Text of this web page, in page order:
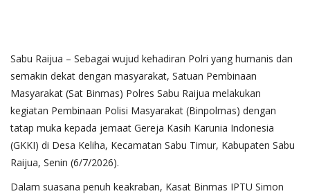
Sabu Raijua – Sebagai wujud kehadiran Polri yang humanis dan
semakin dekat dengan masyarakat, Satuan Pembinaan
Masyarakat (Sat Binmas) Polres Sabu Raijua melakukan
kegiatan Pembinaan Polisi Masyarakat (Binpolmas) dengan
tatap muka kepada jemaat Gereja Kasih Karunia Indonesia
(GKKI) di Desa Keliha, Kecamatan Sabu Timur, Kabupaten Sabu
Raijua, Senin (6/7/2026).
Dalam suasana penuh keakraban, Kasat Binmas IPTU Simon